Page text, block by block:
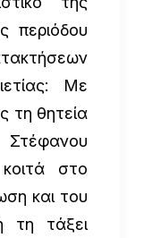
περιόδου
Με
τη θητεία
στο
και του
τη τάξει